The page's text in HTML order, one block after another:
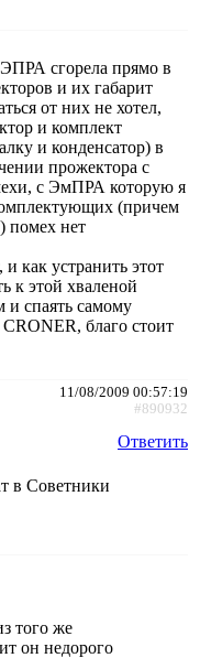
ЭПРА сгорела прямо в
и их габарит
от них не хотел,
и комплект
и конденсатор) в
прожектора с
с ЭмПРА которую я
(причем
помех нет
как устранить этот
к этой хваленой
и спаять самому
благо стоит
11/08/2009 00:57:19
#890932
Ответить
в Советники
того же
он недорого